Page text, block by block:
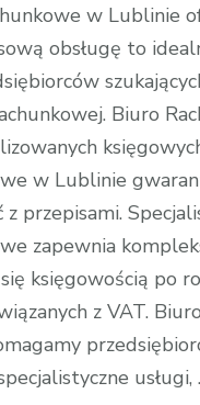
w Lublinie
obsługę to
Biuro
w Lublinie
z przepisami.
zapewnia
księgowością po
z VAT.
usługi,